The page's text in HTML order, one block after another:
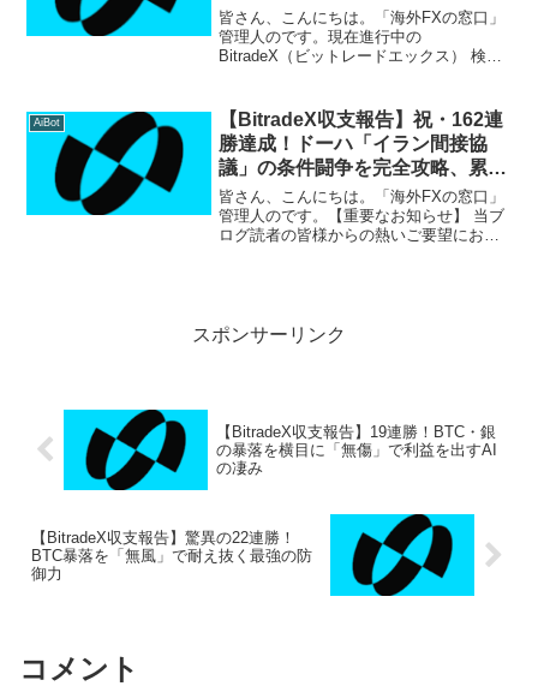
突破
皆さん、こんにちは。「海外FXの窓口」
管理人のです。現在進行中の
BitradeX（ビットレードエックス） 検証
支報告ですが、1月19日の開始から数えて
「28日間...
AiBot
【BitradeX収支報告】祝・162連
勝達成！ドーハ「イラン間接協
議」の条件闘争を完全攻略、累計
利益206万円突破！
皆さん、こんにちは。「海外FXの窓口」
管理人のです。【重要なお知らせ】 当ブ
ログ読者の皆様からの熱いご要望にお応
スポンサーリンク
【BitradeX収支報告】19連勝！BTC・銀
の暴落を横目に「無傷」で利益を出すAI
の凄み
【BitradeX収支報告】驚異の22連勝！
BTC暴落を「無風」で耐え抜く最強の防
御力
コメント